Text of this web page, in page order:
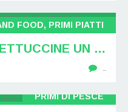
FOOD, PRIMI PIATTI
FUNGHI PORCINI E FETTUCCINE UN PRIMO PIATTO SPECIALE AUTUNNALE: RICETTA ROMA, CENTRO NORD ED EMILIA
PRIMI DI PESCE